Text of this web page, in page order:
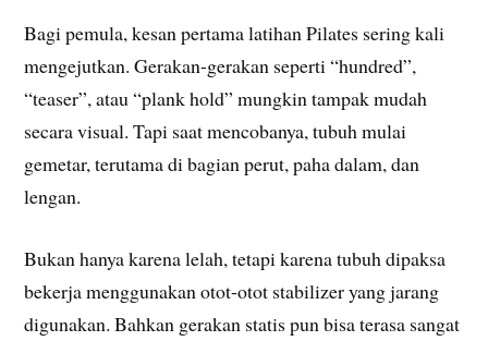
Bagi pemula, kesan pertama latihan Pilates sering kali
mengejutkan. Gerakan-gerakan seperti “hundred”,
“teaser”, atau “plank hold” mungkin tampak mudah
secara visual. Tapi saat mencobanya, tubuh mulai
gemetar, terutama di bagian perut, paha dalam, dan
lengan.
Bukan hanya karena lelah, tetapi karena tubuh dipaksa
bekerja menggunakan otot-otot stabilizer yang jarang
digunakan. Bahkan gerakan statis pun bisa terasa sangat